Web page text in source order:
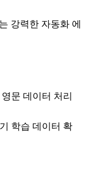
강력한 자동화 에
문 데이터 처리
학습 데이터 확